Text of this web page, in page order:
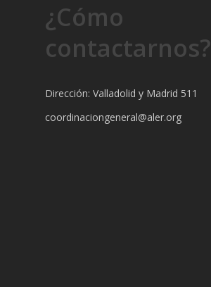
¿Cómo
contactarnos?
Dirección: Valladolid y Madrid 511
coordinaciongeneral@aler.org